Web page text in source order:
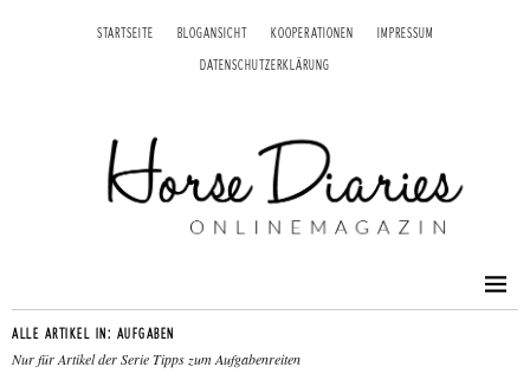
STARTSEITE BLOGANSICHT KOOPERATIONEN IMPRESSUM
DATENSCHUTZERKLÄRUNG
ALLE ARTIKEL IN: AUFGABEN
Nur für Artikel der Serie Tipps zum Aufgabenreiten